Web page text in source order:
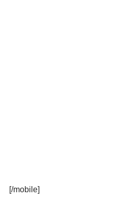
[/mobile]